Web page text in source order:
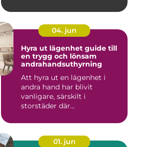
04. jun
Hyra ut lägenhet guide till
en trygg och lönsam
andrahandsuthyrning
Att hyra ut en lägenhet i
andra hand har blivit
vanligare, särskilt i
storstäder där
01. jun